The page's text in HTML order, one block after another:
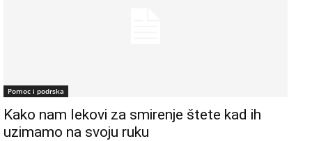
Pomoc i podrska
Kako nam lekovi za smirenje štete kad ih
uzimamo na svoju ruku